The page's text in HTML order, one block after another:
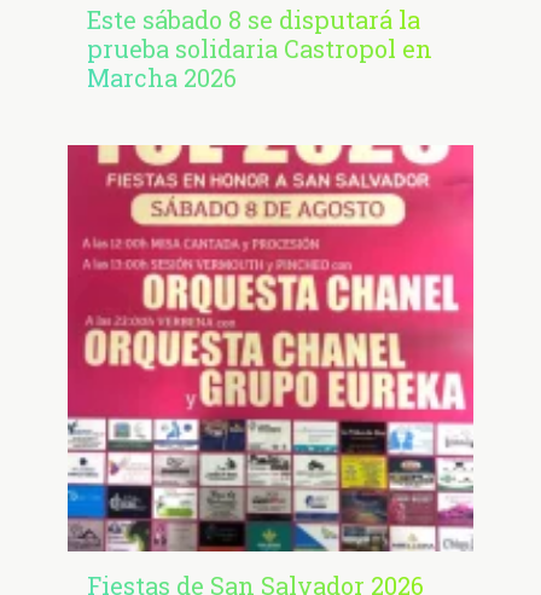
Este sábado 8 se disputará la
prueba solidaria Castropol en
Marcha 2026
Fiestas de San Salvador 2026